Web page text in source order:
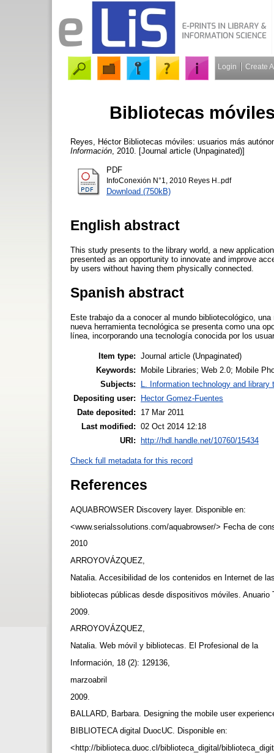
Login Create
Bibliotecas
Reyes, HéctorBibliotecas móviles: usuarios más
Información , 2010. [Journal article (Unpaginated)]
PDF
InfoConexión N°1, 2010 Reyes H..pdf
Download (750kB)
English abstract
This study presents to the library world, a new
presented as an opportunity to innovate and improve
by users without having them physically connected.
Spanish abstract
Este trabajo da a conocer al mundo bibliotecológico,
nueva herramienta tecnológica se presenta como una
línea, incorporando una tecnología conocida por los
Item type: Journal article (Unpaginated)
Keywords:
Mobile Libraries; Web 2.0; Mobile
Subjects:
L. Information technology and library
Depositing user:
Hector Gomez-Fuentes
Date deposited:
17 Mar 2011
Last modified: 02 Oct 2014 12:18
URI:
http://hdl.handle.net/10760/15434
Check full metadata for this record
References
AQUABROWSER Discovery layer. Disponible en:
<www.serialssolutions.com/aquabrowser/> Fecha de
2010
ARROYOVÁZQUEZ,
Natalia. Accesibilidad de los contenidos en Internet de
bibliotecas públicas desde dispositivos móviles.
2009.
ARROYOVÁZQUEZ,
Natalia. Web móvil y bibliotecas. El Profesional de la
Información, 18 (2): 129136,
marzoabril
2009.
BALLARD, Barbara. Designing the mobile user
BIBLIOTECA digital DuocUC. Disponible en:
<http://biblioteca.duoc.cl/biblioteca_digital/